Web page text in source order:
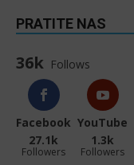
PRATITE NAS
36k Follows
Facebook
27.1k
Followers
YouTube
1.3k
Followers